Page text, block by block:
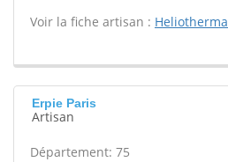
Voir la fiche artisan : Heliotherma
Erpie Paris
Artisan
Département: 75